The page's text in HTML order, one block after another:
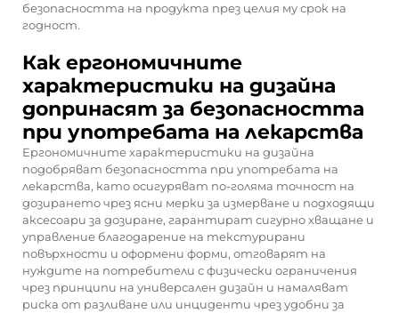
безопасността на продукта през целия му срок на
годност.
Как ергономичните
характеристики на дизайна
допринасят за безопасността
при употребата на лекарства
Ергономичните характеристики на дизайна
подобряват безопасността при употребата на
лекарства, като осигуряват по-голяма точност на
дозирането чрез ясни мерки за измерване и подходящи
аксесоари за дозиране, гарантират сигурно хващане и
управление благодарение на текстурирани
повърхности и оформени форми, отговарят на
нуждите на потребители с физически ограничения
чрез принципи на универсален дизайн и намаляват
риска от разливане или инциденти чрез удобни за